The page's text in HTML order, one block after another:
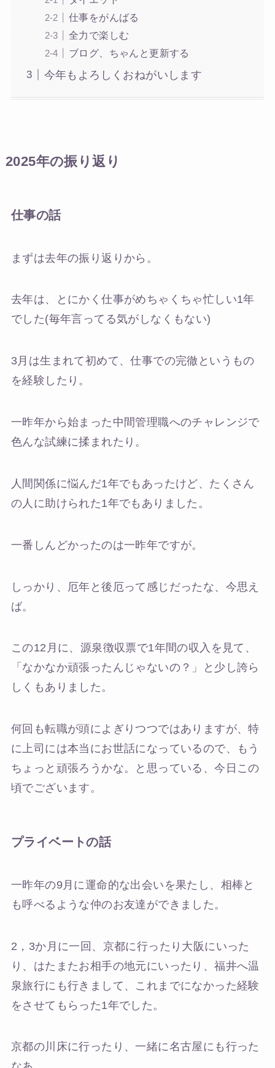
仕事をがんばる
全力で楽しむ
ブログ、ちゃんと更新する
今年もよろしくおねがいします
2025年の振り返り
仕事の話
まずは去年の振り返りから。
去年は、とにかく仕事がめちゃくちゃ忙しい1年
でした(毎年言ってる気がしなくもない)
3月は生まれて初めて、仕事での完徹というもの
を経験したり。
一昨年から始まった中間管理職へのチャレンジで
色んな試練に揉まれたり。
人間関係に悩んだ1年でもあったけど、たくさん
の人に助けられた1年でもありました。
一番しんどかったのは一昨年ですが。
しっかり、厄年と後厄って感じだったな、今思え
ば。
この12月に、源泉徴収票で1年間の収入を見て、
「なかなか頑張ったんじゃないの？」と少し誇ら
しくもありました。
何回も転職が頭によぎりつつではありますが、特
に上司には本当にお世話になっているので、もう
ちょっと頑張ろうかな。と思っている、今日この
頃でございます。
プライベートの話
一昨年の9月に運命的な出会いを果たし、相棒と
も呼べるような仲のお友達ができました。
2，3か月に一回、京都に行ったり大阪にいった
り、はたまたお相手の地元にいったり、福井へ温
泉旅行にも行きまして、これまでになかった経験
をさせてもらった1年でした。
京都の川床に行ったり、一緒に名古屋にも行った